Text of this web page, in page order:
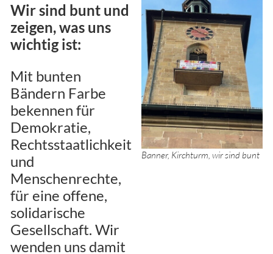
Wir sind bunt und
zeigen, was uns
wichtig ist:
Mit bunten
Bändern Farbe
bekennen für
Demokratie,
Rechtsstaatlichkeit
und
Menschenrechte,
für eine offene,
solidarische
Gesellschaft. Wir
wenden uns damit
Banner, Kirchturm, wir sind bunt